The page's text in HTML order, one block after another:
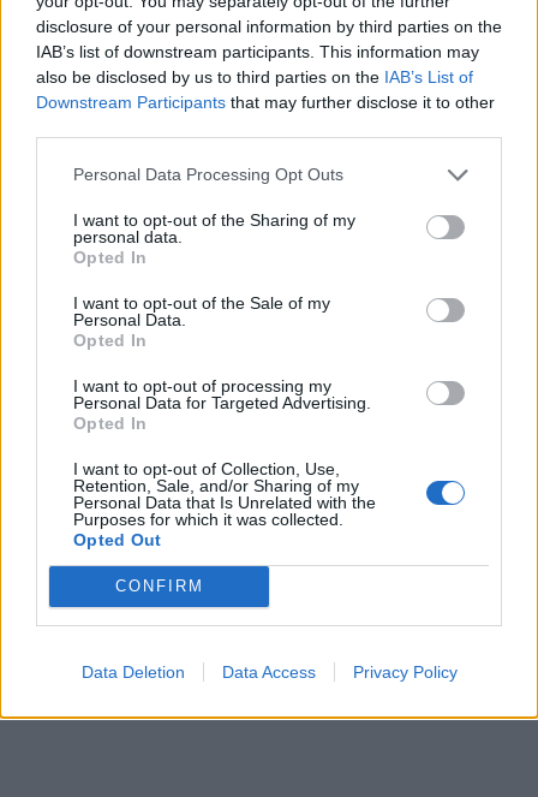
disclosure of your personal information by third parties on the
IAB’s list of downstream participants. This information may
also be disclosed by us to third parties on the IAB’s List of
Downstream Participants that may further disclose it to other
Personal Data Processing Opt Outs
I want to opt-out of the Sharing of my
personal data.
Opted In
I want to opt-out of the Sale of my
Personal Data.
Opted In
I want to opt-out of processing my
Personal Data for Targeted Advertising.
Opted In
I want to opt-out of Collection, Use,
Retention, Sale, and/or Sharing of my
Personal Data that Is Unrelated with the
Purposes for which it was collected.
Opted Out
CONFIRM
Data Deletion Data Access Privacy Policy
In evidenza